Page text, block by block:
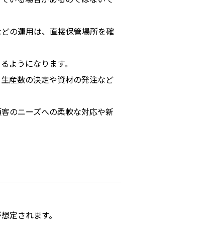
の運用は、直接保管場所を確
ようになります。
産数の決定や資材の発注など
のニーズへの柔軟な対応や新
定されます。